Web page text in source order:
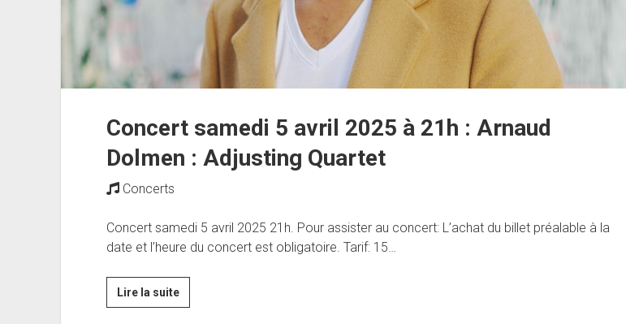
Concert samedi 5 avril 2025 à 21h : Arnaud
Dolmen : Adjusting Quartet
Concerts
Concert samedi 5 avril 2025 21h. Pour assister au concert: L’achat du billet préalable à la
date et l’heure du concert est obligatoire. Tarif: 15…
Lire la suiteConcert
samedi